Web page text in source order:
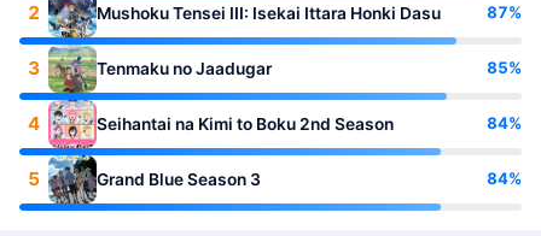
2 Mushoku Tensei III: Isekai Ittara Honki Dasu 87%
3 Tenmaku no Jaadugar 85%
4 Seihantai na Kimi to Boku 2nd Season 84%
5 Grand Blue Season 3 84%